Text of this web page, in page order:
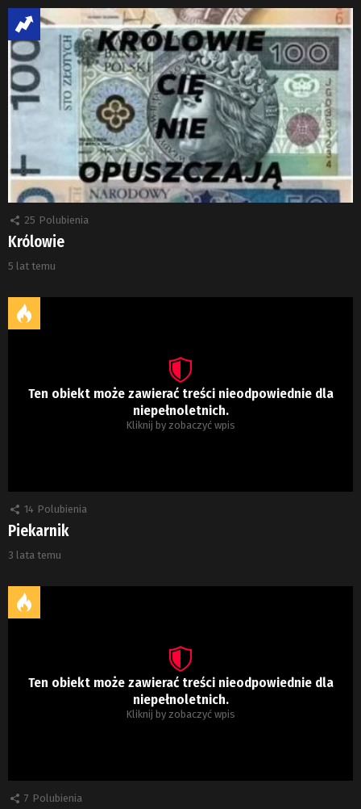
25 Polubienia
Królowie
5 lat temu
Ten obiekt może zawierać treści nieodpowiednie dla
niepełnoletnich.
Kliknij by zobaczyć wpis
14 Polubienia
Piekarnik
3 lata temu
Ten obiekt może zawierać treści nieodpowiednie dla
niepełnoletnich.
Kliknij by zobaczyć wpis
7 Polubienia